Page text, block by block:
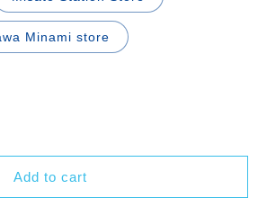
Minami store
Add to cart